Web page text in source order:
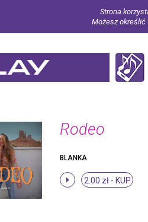
Strona
Możesz określić
Rodeo
BLANKA
2.00 zł - KUP